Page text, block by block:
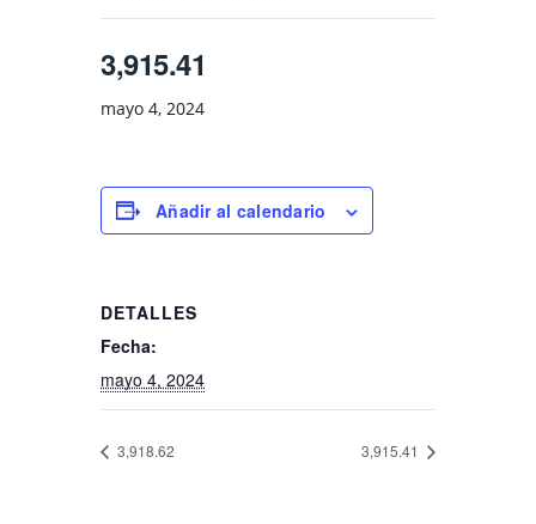
3,915.41
mayo 4, 2024
Añadir al calendario
DETALLES
Fecha:
mayo 4, 2024
3,918.62 3,915.41